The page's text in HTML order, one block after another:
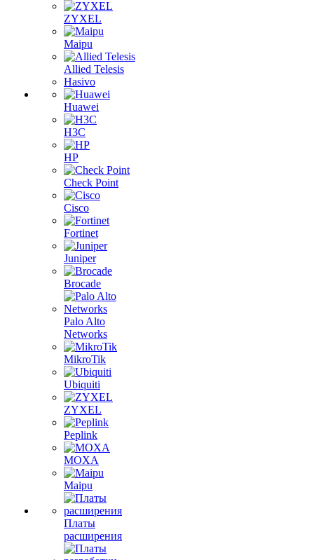
ZYXEL
Maipu
Allied Telesis
Hasivo
Huawei
H3C
HP
Check Point
Cisco
Fortinet
Juniper
Brocade
Palo Alto
Networks
MikroTik
Ubiquiti
ZYXEL
Peplink
MOXA
Maipu
Платы
расширения